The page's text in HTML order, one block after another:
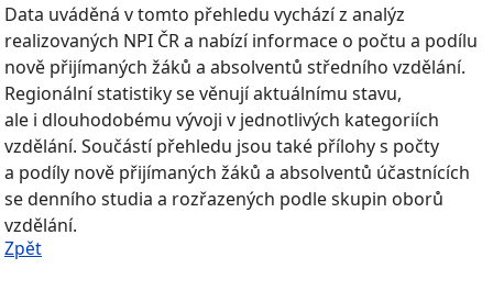
Data uváděná v tomto přehledu vychází z analýz
realizovaných NPI ČR a nabízí informace o počtu a podílu
nově přijímaných žáků a absolventů středního vzdělání.
Regionální statistiky se věnují aktuálnímu stavu,
ale i dlouhodobému vývoji v jednotlivých kategoriích
vzdělání. Součástí přehledu jsou také přílohy s počty
a podíly nově přijímaných žáků a absolventů účastnících
se denního studia a rozřazených podle skupin oborů
vzdělání.
Zpět